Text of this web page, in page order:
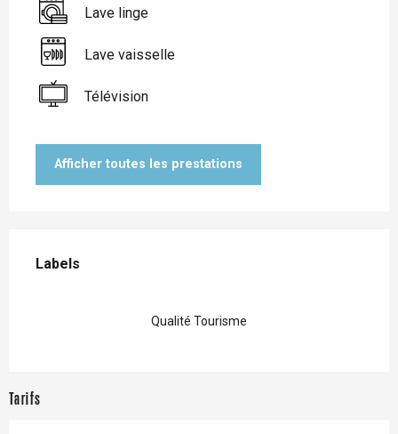
Lave linge
Lave vaisselle
Télévision
Afficher toutes les prestations
Labels
Labels
Qualité Tourisme
Tarifs